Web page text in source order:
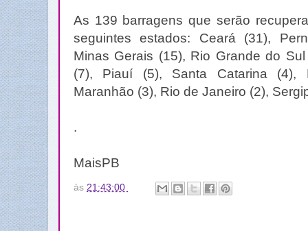
As 139 barragens que serão
seguintes estados: Ceará (31),
Minas Gerais (15), Rio Grande do
(7), Piauí (5), Santa Catarina (4),
Maranhão (3), Rio de Janeiro (2),
.
MaisPB
às 21:43:00